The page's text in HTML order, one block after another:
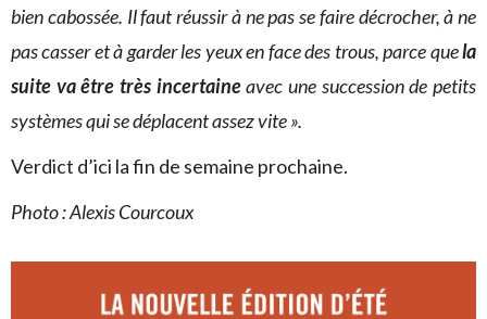
bien cabossée. Il faut réussir à ne pas se faire décrocher, à ne
pas casser et à garder les yeux en face des trous, parce quela
suite va être très incertaineavec une succession de petits
systèmes qui se déplacent assez vite ».
Verdict d’ici la fin de semaine prochaine.
Photo : Alexis Courcoux